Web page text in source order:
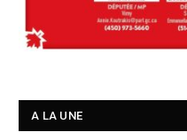
A LA UNE